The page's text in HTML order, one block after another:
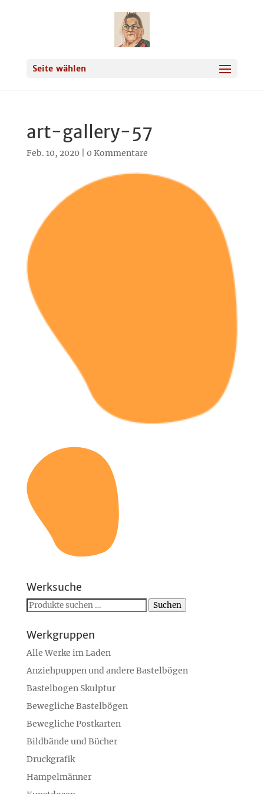
Seite wählen
art-gallery-57
Feb. 10, 2020 0 Kommentare
Werksuche
Suchen
Suchen
Werkgruppen
Alle Werke im Laden
Anziehpuppen und andere Bastelbögen
Bastelbogen Skulptur
Bewegliche Bastelbögen
Bewegliche Postkarten
Bildbände und Bücher
Druckgrafik
Hampelmänner